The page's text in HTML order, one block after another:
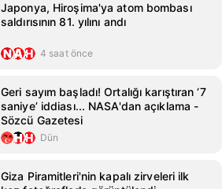
Japonya, Hiroşima'ya atom bombası
saldırısının 81. yılını andı
4 saat önce
Geri sayım başladı! Ortalığı karıştıran ‘7
saniye’ iddiası... NASA'dan açıklama -
Sözcü Gazetesi
Dün
Giza Piramitleri'nin kapalı zirveleri ilk